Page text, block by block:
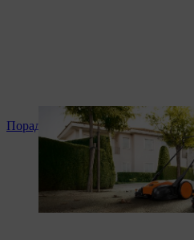
Поради та інструкція до продукту